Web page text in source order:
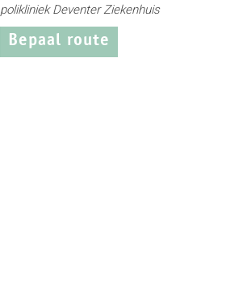
polikliniek Deventer Ziekenhuis
Bepaal route